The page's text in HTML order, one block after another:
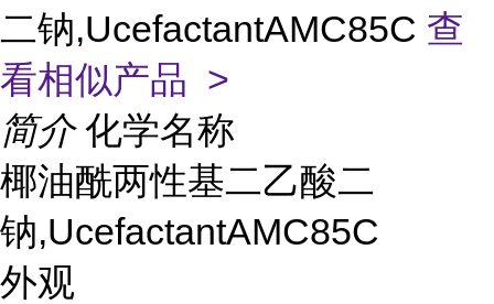
二钠,UcefactantAMC85C 查
看相似产品 >
简介 化学名称
椰油酰两性基二乙酸二
钠,UcefactantAMC85C
外观